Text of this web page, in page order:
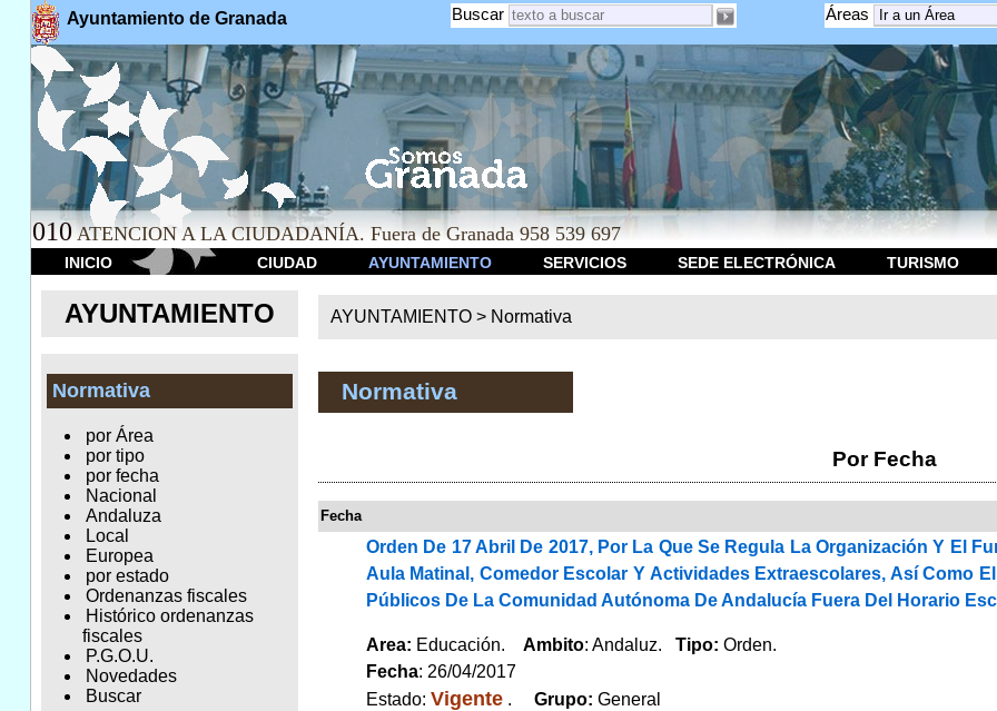
Ayuntamiento de Granada Áreas
Buscar
010 ATENCION A LA CIUDADANÍA. Fuera de Granada 958 539 697
INICIO CIUDAD AYUNTAMIENTO SERVICIOS SEDE ELECTRÓNICA TURISMO
AYUNTAMIENTO
Normativa
por Área
por tipo
por fecha
Nacional
Andaluza
Local
Europea
por estado
Ordenanzas fiscales
Histórico ordenanzas
fiscales
P.G.O.U.
Novedades
Buscar
AYUNTAMIENTO > Normativa
Normativa
Por Fecha
Fecha
Orden De 17 Abril De 2017, Por La Que Se Regula La Organización Y El
Aula Matinal, Comedor Escolar Y Actividades Extraescolares, Así Como
Públicos De La Comunidad Autónoma De Andalucía Fuera Del Horario
Area: Educación. Ambito: Andaluz. Tipo: Orden.
Fecha: 26/04/2017
Estado: Vigente. Grupo: General